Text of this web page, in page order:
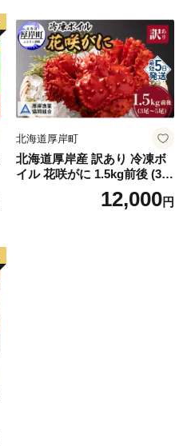
北海道厚岸町
北海道厚岸産 訳あり 冷凍ボ
イル 花咲がに 1.5kg前後 (3尾
～5尾入) 蟹 花咲ガニ 魚介類
魚介 [№5863-1090]12,000円